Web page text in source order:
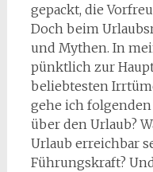
gepackt, die
Doch beim
und Mythen. In
pünktlich zur
beliebtesten
gehe ich
über den Urlaub?
Urlaub erreichbar
Führungskraft?